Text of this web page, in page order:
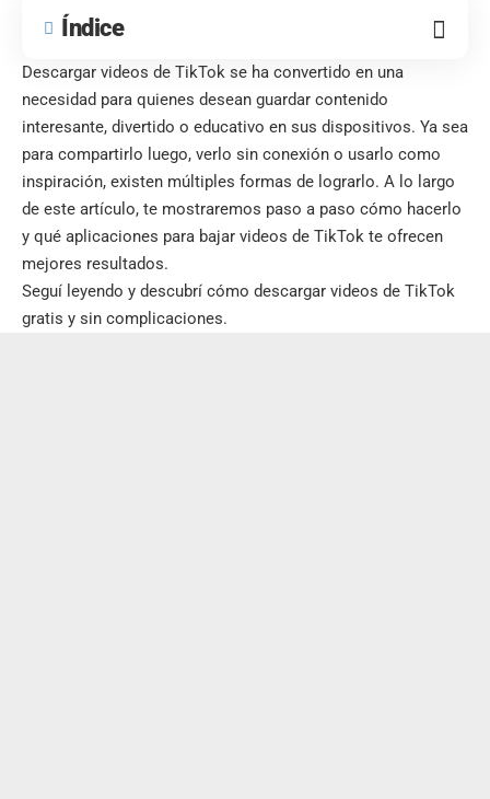
Índice
Descargar videos de TikTok se ha convertido en una
necesidad para quienes desean guardar contenido
interesante, divertido o educativo en sus dispositivos. Ya sea
para compartirlo luego, verlo sin conexión o usarlo como
inspiración, existen múltiples formas de lograrlo. A lo largo
de este artículo, te mostraremos paso a paso cómo hacerlo
y qué aplicaciones para bajar videos de TikTok te ofrecen
mejores resultados.
Seguí leyendo y descubrí cómo descargar videos de TikTok
gratis y sin complicaciones.